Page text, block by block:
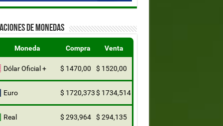
DE MONEDAS
Moneda Compra Venta
Dólar Oficial + $ 1470,00 $ 1520,00
Euro $ 1720,373$ 1734,514
Real $ 293,964 $ 294,135